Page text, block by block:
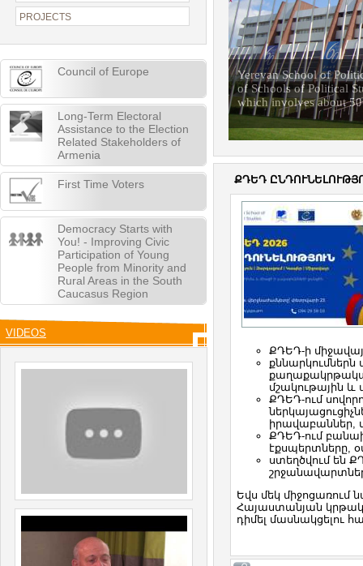
PROJECTS
Council of Europe
Long-Term Electoral
Assistance to the Election
Related Stakeholders of
Armenia
First Time Voters
Democracy Starts with
You! - Improving Civic
Participation of Young
People from Minority and
Rural Areas in the South
Caucasus Region
VIDEOS
Yerevan School of
of Schools of Political
which involves about
ՔԴԵԴ
ՔԴԵԴ-ի
մշակութային և
ՔԴԵԴ-ում
իրավաբաններ,
ՔԴԵԴ-ում
էքսպերտները,
ստեղծվում են
Եվս մեկ միջոցառում
Հայաստանյան
դիմել մասնակցելու